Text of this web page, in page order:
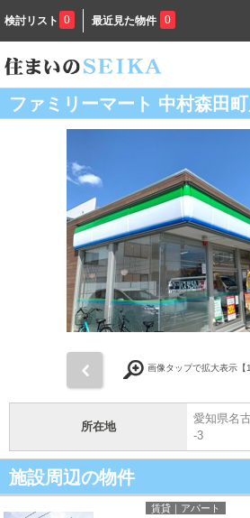
検討リスト 0 最近見た物件 0
ファミリーマート 中村森田
画像タップで拡大表示【1
所在地
愛知県名
-3
施設周辺の物件
賃貸｜アパート